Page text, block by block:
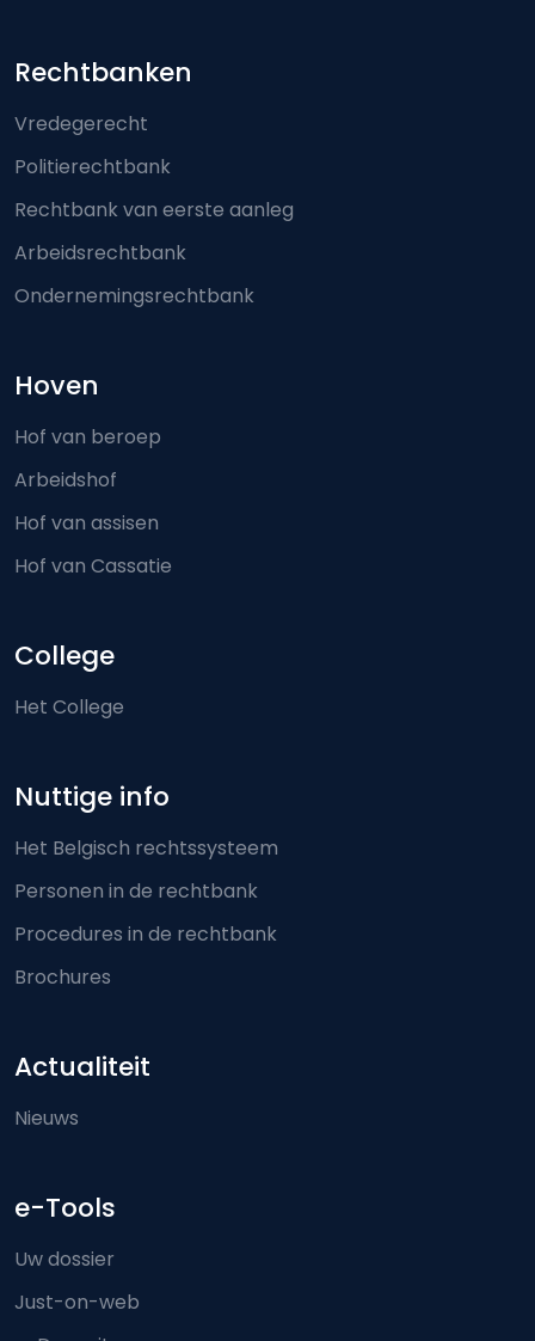
Footer-menu
Rechtbanken
Vredegerecht
Politierechtbank
Rechtbank van eerste aanleg
Arbeidsrechtbank
Ondernemingsrechtbank
Hoven
Hof van beroep
Arbeidshof
Hof van assisen
Hof van Cassatie
College
Het College
Nuttige info
Het Belgisch rechtssysteem
Personen in de rechtbank
Procedures in de rechtbank
Brochures
Actualiteit
Nieuws
e-Tools
Uw dossier
Just-on-web